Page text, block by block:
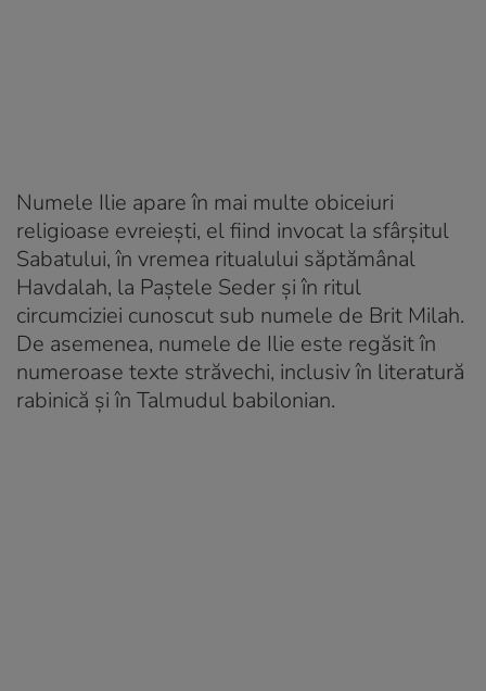
Numele Ilie apare în mai multe obiceiuri
religioase evreieşti, el fiind invocat la sfârşitul
Sabatului, în vremea ritualului săptămânal
Havdalah, la Paştele Seder şi în ritul
circumciziei cunoscut sub numele de Brit Milah.
De asemenea, numele de Ilie este regăsit în
numeroase texte străvechi, inclusiv în literatură
rabinică şi în Talmudul babilonian.